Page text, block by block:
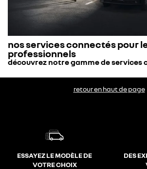
nos services connectés pour
professionnels
découvrez notre gamme de services
retour en haut de page​
ESSAYEZ LE MODÈLE DE
VOTRE CHOIX
DES